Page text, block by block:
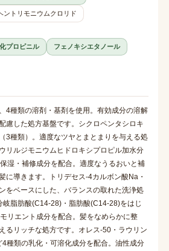
ントリモニウムクロリド
プロピニル
フェノキシエタノール
4種類の溶剤・基剤を使用。有効成分の溶解
慮した処方基盤です。シクロペンタシロキ
3種類）。適度なツヤとまとまりを与える処
リルジモニウムヒドロキシプロピル加水分
湿・補修成分を配合。適度なうるおいと補
に導きます。トリデセス-4カルボン酸Na・
をベースにした、バランスの取れた洗浄処
岐脂肪酸(C14-28)・脂肪酸(C14-28)をはじ
リエント成分を配合。髪をなめらかに整
るリッチな処方です。オレス-50・ラウリン
種類の乳化・可溶化成分を配合。油性成分